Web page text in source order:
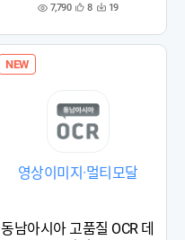
조 7,790 관
록
8 다 19
NEW
영상이미지·멀티모달
동남아시아 고품질 OCR 데